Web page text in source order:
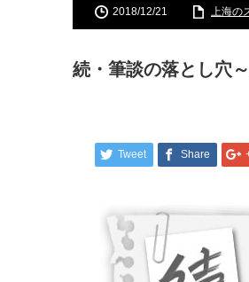
2018/12/21 上海の
続・筆談の落とし穴
Tweet Share